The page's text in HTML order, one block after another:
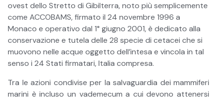
ovest dello Stretto di Gibilterra, noto più semplicemente
come ACCOBAMS, firmato il 24 novembre 1996 a
Monaco e operativo dal 1° giugno 2001, è dedicato alla
conservazione e tutela delle 28 specie di cetacei che si
muovono nelle acque oggetto dell’intesa e vincola in tal
senso i 24 Stati firmatari, Italia compresa.
Tra le azioni condivise per la salvaguardia dei mammiferi
marini è incluso un vademecum a cui devono attenersi